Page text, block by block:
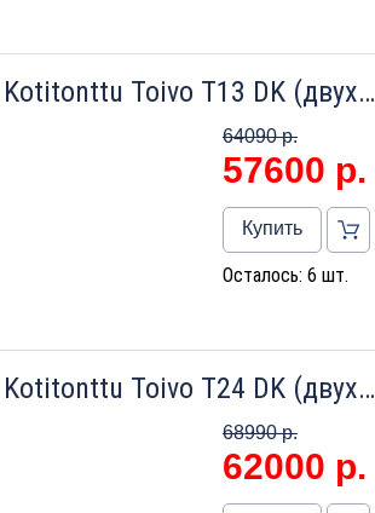
Настенный газовый котел Kotitonttu Toivo T13 DK (двухконтурный)
64090 р.
57600 р.
Купить
Осталось: 6 шт.
Настенный газовый котел Kotitonttu Toivo T24 DK (двухконтурный)
68990 р.
62000 р.